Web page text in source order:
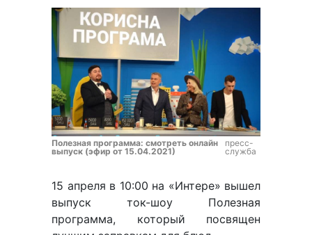
Полезная программа: смотреть онлайн
выпуск (эфир от 15.04.2021)
пресс-
служба
15 апреля в 10:00 на «Интере» вышел
выпуск ток-шоу Полезная
программа, который посвящен